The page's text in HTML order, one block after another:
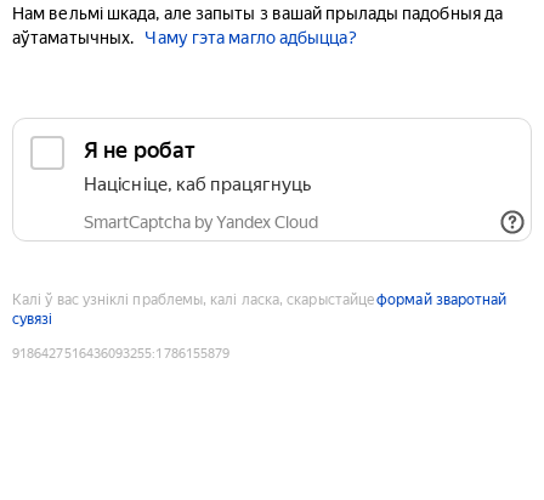
Нам вельмі шкада, але запыты з вашай прылады падобныя да
аўтаматычных.
Чаму гэта магло адбыцца?
Я не робат
Націсніце, каб працягнуць
SmartCaptcha by Yandex Cloud
Калі ў вас узніклі праблемы, калі ласка, скарыстайцеформай зваротнай
сувязі
9186427516436093255:1786155879